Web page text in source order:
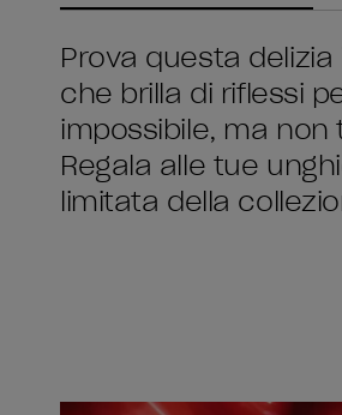
Prova questa
che brilla di riflessi
impossibile, ma
Regala alle tue
limitata della